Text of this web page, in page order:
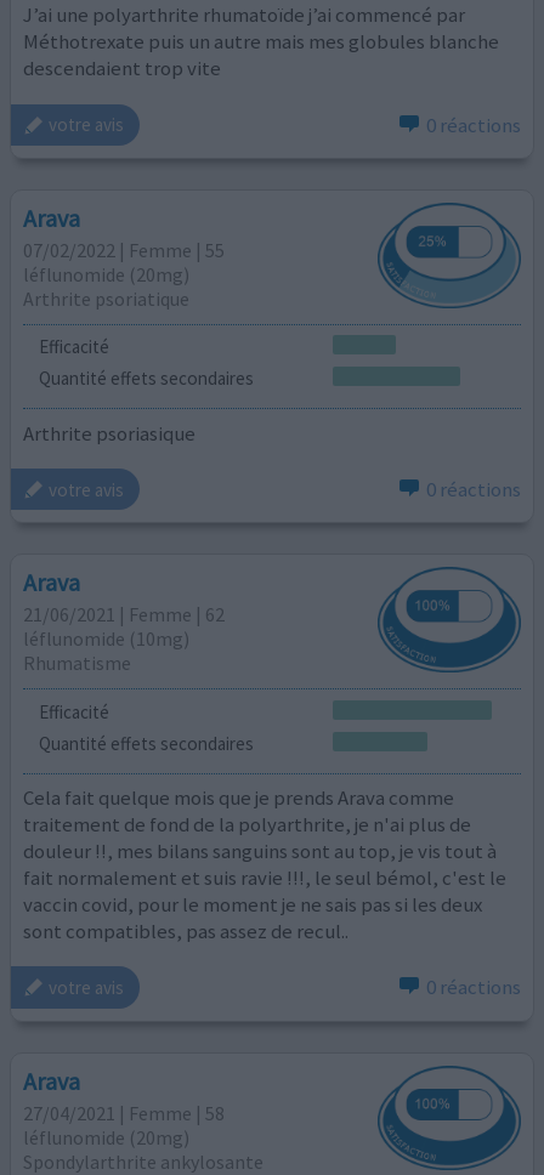
J’ai une polyarthrite rhumatoïde j’ai commencé par
Méthotrexate puis un autre mais mes globules blanche
descendaient trop vite
votre avis 0 réactions
Arava
07/02/2022 | Femme | 55
léflunomide (20mg)
Arthrite psoriatique
Efficacité
Quantité effets secondaires
Arthrite psoriasique
votre avis 0 réactions
Arava
21/06/2021 | Femme | 62
léflunomide (10mg)
Rhumatisme
Efficacité
Quantité effets secondaires
Cela fait quelque mois que je prends Arava comme
traitement de fond de la polyarthrite, je n'ai plus de
douleur !!, mes bilans sanguins sont au top, je vis tout à
fait normalement et suis ravie !!!, le seul bémol, c'est le
vaccin covid, pour le moment je ne sais pas si les deux
sont compatibles, pas assez de recul..
votre avis 0 réactions
Arava
27/04/2021 | Femme | 58
léflunomide (20mg)
Spondylarthrite ankylosante